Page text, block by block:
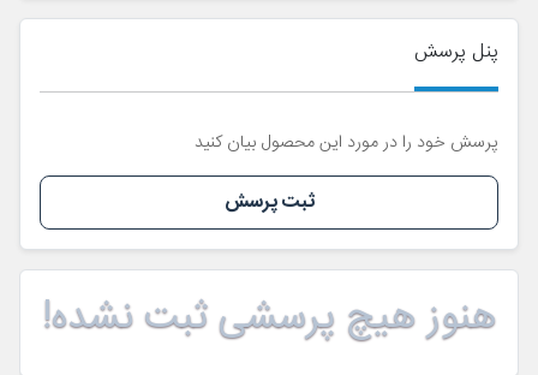
پنل پرسش
پرسش خود را در مورد این محصول بیان کنید
ثبت پرسش
هنوز هیچ پرسشی ثبت نشده!